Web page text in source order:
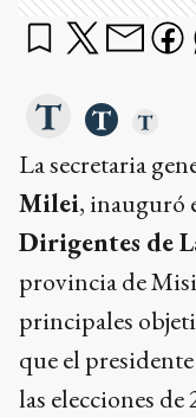
La secretaria
Milei, inauguró
Dirigentes de
provincia de
principales
que el presidente
las elecciones de